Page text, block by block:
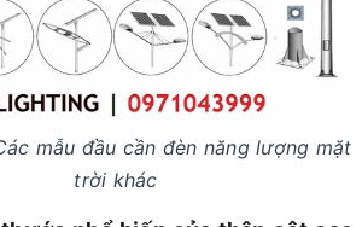
mẫu đầu cần đèn năng lượng mặt
trời khác